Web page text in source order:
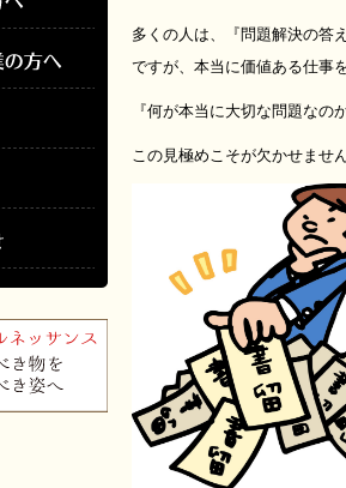
多くの人は、『問題解決の答
ですが、本当に価値ある仕事
『何が本当に大切な問題なのか
この見極めこそが欠かせません